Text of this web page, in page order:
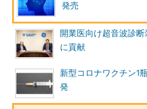
発売
開業医向け超音波診
に貢献
新型コロナワクチン1
発